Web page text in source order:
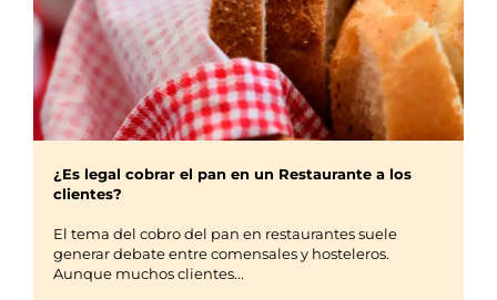
¿Es legal cobrar el pan en un Restaurante a los
clientes?
El tema del cobro del pan en restaurantes suele
generar debate entre comensales y hosteleros.
Aunque muchos clientes...